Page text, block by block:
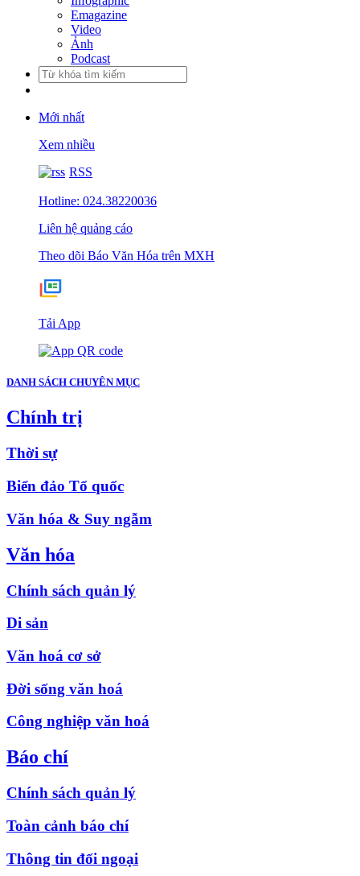
Emagazine
Video
Ảnh
Podcast
Mới nhất
Xem nhiều
RSS
Hotline: 024.38220036
Liên hệ quảng cáo
Theo dõi Báo Văn Hóa trên MXH
Tải App
DANH SÁCH CHUYÊN MỤC
Chính trị
Thời sự
Biển đảo Tổ quốc
Văn hóa & Suy ngẫm
Văn hóa
Chính sách quản lý
Di sản
Văn hoá cơ sở
Đời sống văn hoá
Công nghiệp văn hoá
Báo chí
Chính sách quản lý
Toàn cảnh báo chí
Thông tin đối ngoại